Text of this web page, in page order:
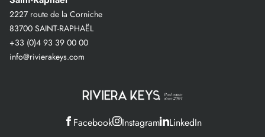
2227 route de la Corniche
83700 SAINT-RAPHAËL
+33 (0)4 93 39 00 00
info@rivierakeys.com
Facebook Instagram LinkedIn